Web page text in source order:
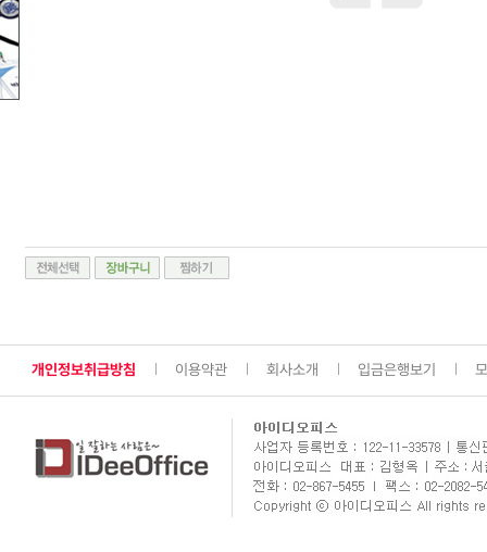
개인정보취급방침 이용약관 회사소개 입금은행보기